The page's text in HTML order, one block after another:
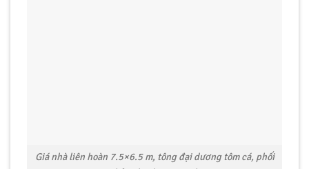
Giá nhà liên hoàn 7.5×6.5 m, tông đại dương tôm cá, phối